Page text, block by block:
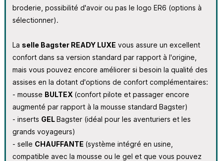
broderie, possibilité d'avoir ou pas le logo ER6 (options à
sélectionner).
La selle Bagster READY LUXE vous assure un excellent
confort dans sa version standard par rapport à l'origine,
mais vous pouvez encore améliorer si besoin la qualité des
assises en la dotant d'options de confort complémentaires:
- mousse BULTEX (confort pilote et passager encore
augmenté par rapport à la mousse standard Bagster)
- inserts GELBagster (idéal pour les aventuriers et les
grands voyageurs)
- selle CHAUFFANTE (système intégré en usine,
compatible avec la mousse ou le gel et que vous pouvez